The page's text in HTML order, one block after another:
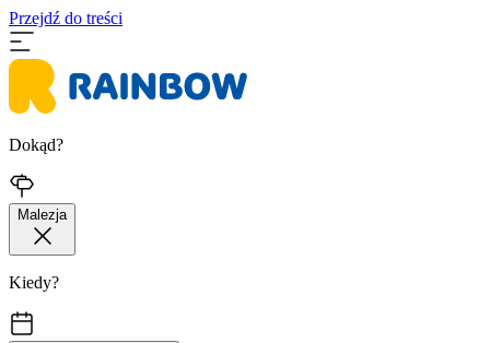
Przejdź do treści
Dokąd?
Malezja
Kiedy?